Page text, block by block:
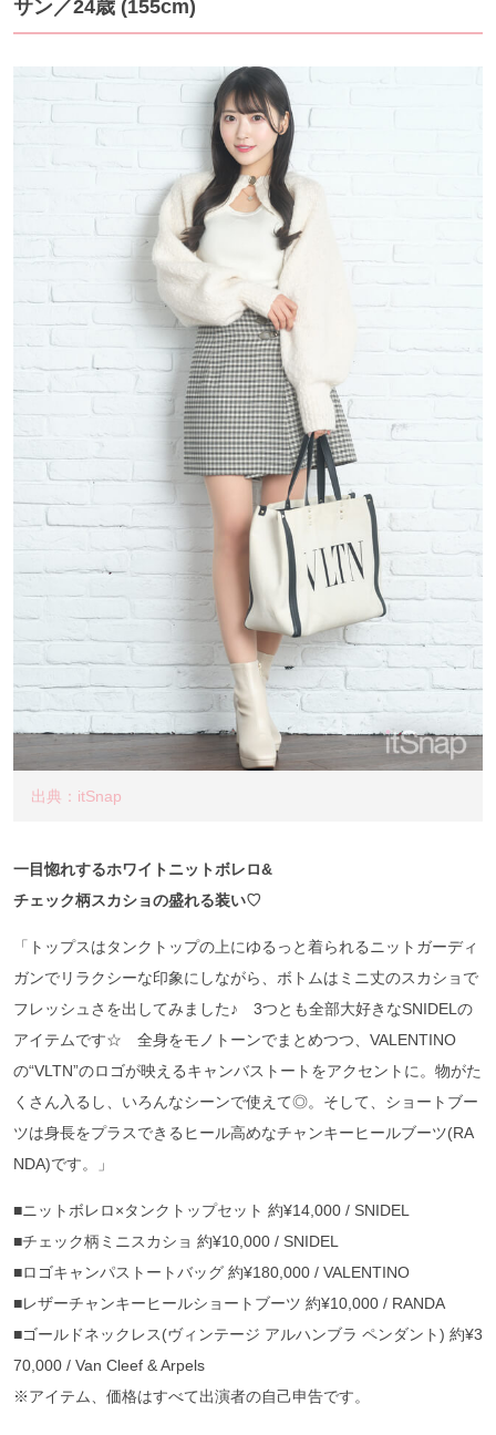
サン／24歳 (155cm)
出典：itSnap
一目惚れするホワイトニットボレロ&
チェック柄スカショの盛れる装い♡
「トップスはタンクトップの上にゆるっと着られるニットガーディ
ガンでリラクシーな印象にしながら、ボトムはミニ丈のスカショで
フレッシュさを出してみました♪ 3つとも全部大好きなSNIDELの
アイテムです☆ 全身をモノトーンでまとめつつ、VALENTINO
の“VLTN”のロゴが映えるキャンバストートをアクセントに。物がた
くさん入るし、いろんなシーンで使えて◎。そして、ショートブー
ツは身長をプラスできるヒール高めなチャンキーヒールブーツ(RA
NDA)です。」
■ニットボレロ×タンクトップセット 約¥14,000 / SNIDEL
■チェック柄ミニスカショ 約¥10,000 / SNIDEL
■ロゴキャンパストートバッグ 約¥180,000 / VALENTINO
■レザーチャンキーヒールショートブーツ 約¥10,000 / RANDA
■ゴールドネックレス(ヴィンテージ アルハンブラ ペンダント) 約¥3
70,000 / Van Cleef & Arpels
※アイテム、価格はすべて出演者の自己申告です。